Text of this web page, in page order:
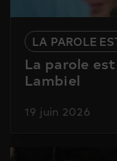
LA PAROLE
La parole
Lambiel
19 juin 2026